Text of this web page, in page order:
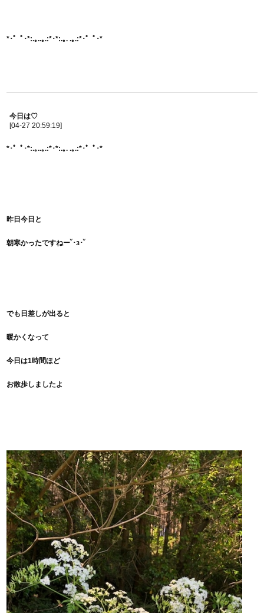
*･゜ﾟ･*:.｡..｡.:*･*:.｡. .｡.:*･゜ﾟ･*
今日は♡
[04-27 20:59:19]
*･゜ﾟ･*:.｡..｡.:*･*:.｡. .｡.:*･゜ﾟ･*
昨日今日と
朝寒かったですねー˘･з･˘
でも日差しが出ると
暖かくなって
今日は1時間ほど
お散歩しましたよ